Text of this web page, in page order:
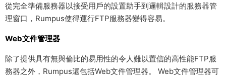
從完全準備服務器以接受用戶的設置助手到邏輯設計的服務器管
理窗口，Rumpus使得運行FTP服務器變得容易。
Web文件管理器
除了提供具有無與倫比的易用性的令人難以置信的高性能FTP服
務器之外，Rumpus還包括Web文件管理器。 Web文件管理器可